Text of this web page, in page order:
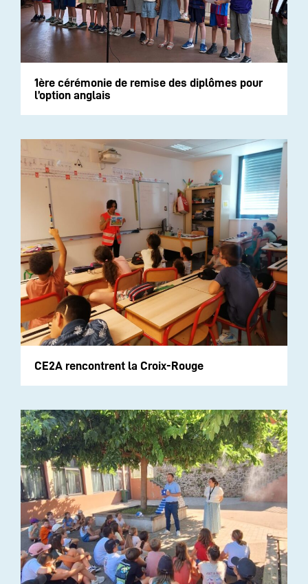
1ère cérémonie de remise des diplômes pour
l’option anglais
CE2A rencontrent la Croix-Rouge